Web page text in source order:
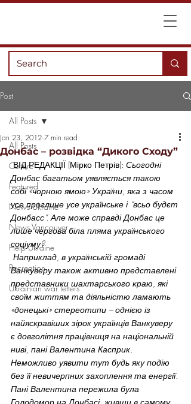
Post
All Posts
Culture
Featured
News Ukraine
News Vancouver
Help Ukraine
Recreation
Ukrainian war letters
All Posts
Донбас – розвідка “Дикого Сходу”
Jan 23, 2012 7 min read
ВІД РЕДАКЦІЇ (Мірко Петрів): Сьогодні
Донбас багатьом уявляється такою
собі «чорною ямою» України, яка з часом
усе проглине усе українське і “всьо будєт
Донбасс”. Але може справді Донбас це
лише чергова біла пляма українського
соціуму?
Ванкуверу також активно представлені
представники шахтарського краю, які
своїм життям та діяльністю ламають
«донецькі» стереотипи – однією із
найяскравіших зірок українців Ванкуверу
є довголітня працівниця на національній
ниві, пані Валентина Касприк.
Неможливо уявити тут будь яку подію
без її невичерпних захоплення та енергії.
Пані Валентина пережила була